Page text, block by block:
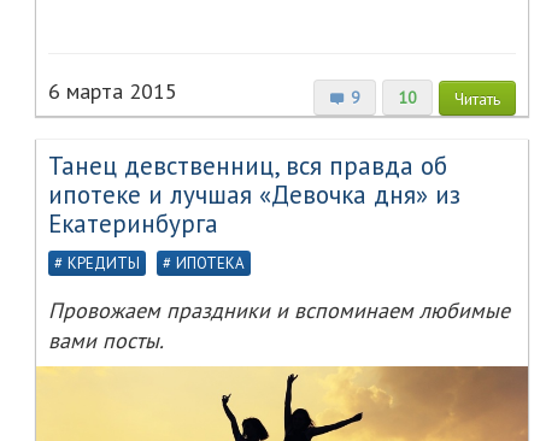
9 10 Читать
6 марта 2015
Танец девственниц, вся правда об
ипотеке и лучшая «Девочка дня» из
Екатеринбурга
КРЕДИТЫ ИПОТЕКА
Провожаем праздники и вспоминаем любимые
вами посты.